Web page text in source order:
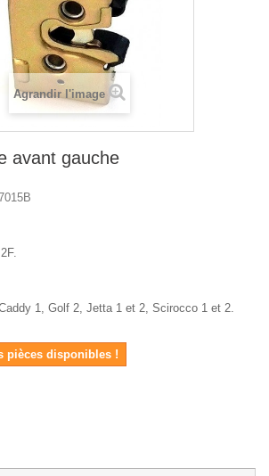
Agrandir l'image
avant gauche
1, Golf 2, Jetta 1 et 2, Scirocco 1 et 2.
pièces disponibles !